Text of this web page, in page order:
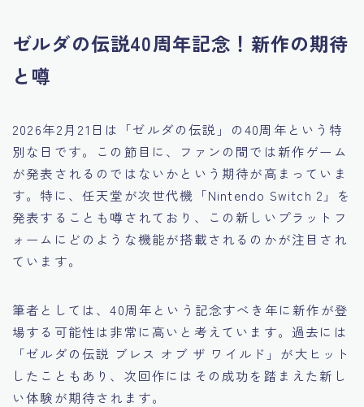
ゼルダの伝説40周年記念！新作の期待
と噂
2026年2月21日は「ゼルダの伝説」の40周年という特
別な日です。この節目に、ファンの間では新作ゲーム
が発表されるのではないかという期待が高まっていま
す。特に、任天堂が次世代機「Nintendo Switch 2」を
発表することも噂されており、この新しいプラットフ
ォームにどのような機能が搭載されるのかが注目され
ています。
筆者としては、40周年という記念すべき年に新作が登
場する可能性は非常に高いと考えています。過去には
「ゼルダの伝説 ブレス オブ ザ ワイルド」が大ヒット
したこともあり、次回作にはその成功を踏まえた新し
い体験が期待されます。